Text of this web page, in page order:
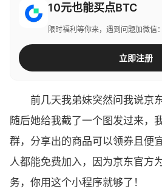
10元也能买点BTC
限时福利等你来，遇到问题加微信
立即注册
前几天我弟妹突然问我说京东
随后她给我截了一个图发过来，
群，分享出的商品可以领券且便
人都能免费加入，因为京东官方
务，你用这个小程序就够了！